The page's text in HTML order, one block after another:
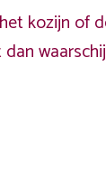
kozijn of